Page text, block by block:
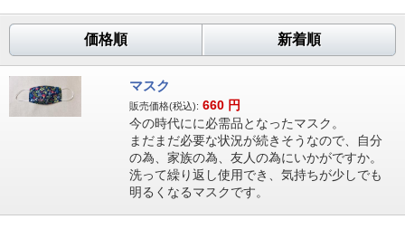
価格順 新着順
マスク
販売価格(税込): 660 円
今の時代にに必需品となったマスク。
まだまだ必要な状況が続きそうなので、自分
の為、家族の為、友人の為にいかがですか。
洗って繰り返し使用でき、気持ちが少しでも
明るくなるマスクです。